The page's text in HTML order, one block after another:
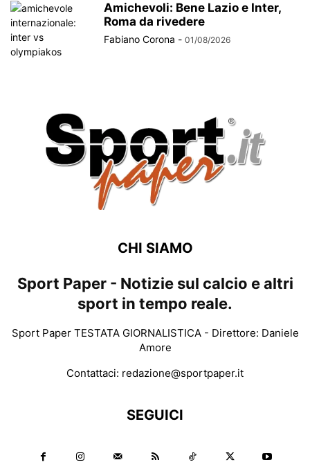
Amichevoli: Bene Lazio e Inter,
Roma da rivedere
Fabiano Corona - 01/08/2026
CHI SIAMO
Sport Paper - Notizie sul calcio e altri
sport in tempo reale.
Sport Paper TESTATA GIORNALISTICA - Direttore: Daniele
Amore
Contattaci: redazione@sportpaper.it
SEGUICI